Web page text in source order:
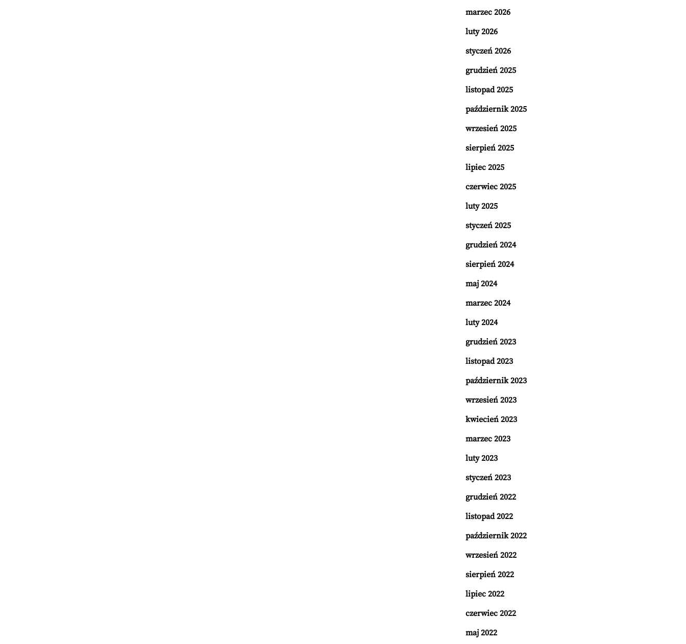
marzec 2026
luty 2026
styczeń 2026
grudzień 2025
listopad 2025
październik 2025
wrzesień 2025
sierpień 2025
lipiec 2025
czerwiec 2025
luty 2025
styczeń 2025
grudzień 2024
sierpień 2024
maj 2024
marzec 2024
luty 2024
grudzień 2023
listopad 2023
październik 2023
wrzesień 2023
kwiecień 2023
marzec 2023
luty 2023
styczeń 2023
grudzień 2022
listopad 2022
październik 2022
wrzesień 2022
sierpień 2022
lipiec 2022
czerwiec 2022
maj 2022